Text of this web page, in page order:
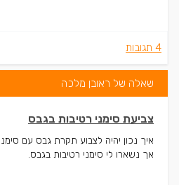
4 תגובות
שאלה של ראובן מלכה
צביעת סימני רטיבות בגבס
איך נכון יהיה לצבוע תקרת גבס עם
אך נשארו לי סימני רטיבות בגבס.